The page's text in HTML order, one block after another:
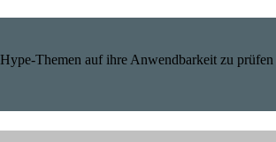
Themen auf ihre Anwendbarkeit zu prüfen